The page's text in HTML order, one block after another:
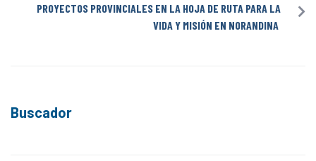
PROYECTOS PROVINCIALES EN LA HOJA DE RUTA PARA LA
VIDA Y MISIÓN EN NORANDINA
Buscador